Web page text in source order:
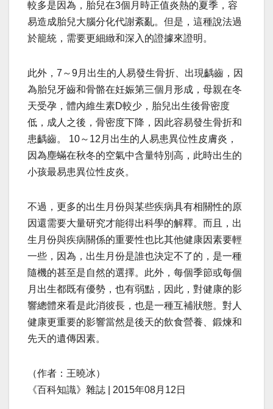
較多是因為，胎兒在3個月時正值炎熱的夏季，容
易造成胎兒大腦分化代謝紊亂。但是，這種說法過
於籠統，需要更細緻和深入的證據來證明。
此外，7～9月出生的人易發生骨折、出現齲齒，因
為胎兒牙齒和骨骼在妊娠第三個月形成，母親在冬
天受孕，體內維生素D較少，胎兒出生後骨密度
低，成人之後，骨密度下降，因此容易發生骨折和
患齲齒。 10～12月出生的人易患異位性皮膚炎，
因為塵蟎在秋冬的空氣中含量特別高，此時出生的
小孩最易患異位性皮炎。
不過，更多的出生月份與某些疾病具有相關性的原
因還需要大量研究才能得出科學的解釋。而且，出
生月份與疾病關係的重要性也比其他健康因素要輕
一些，因為，出生月份是誰也決定不了的，是一種
隨機的甚至是自然的選擇。此外，每個季節或每個
月出生都既有優勢，也有弱點，因此，對健康的影
響總體來看是此消彼長，也是一種互補狀態。對人
健康更重要的影響當然是後天的飲食營養、鍛煉和
先天的遺傳因素。
（作者：王曉冰）
《百科知識》雜誌 | 2015年08月12日